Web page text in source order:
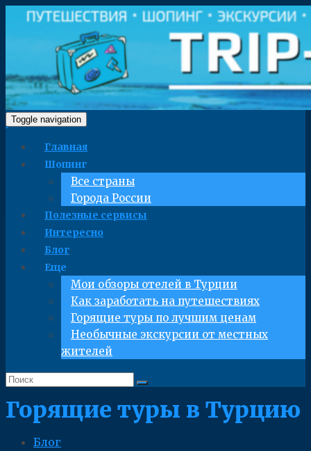
Toggle navigation
Главная
Шопинг
Все страны
Города России
Полезные сервисы
Интересно
Блог
Еще
Мои обзоры отелей в Турции
Как заработать на путешествиях
Горящие туры по лучшим ценам
Необычные экскурсии от местных
жителей
Горящие туры в Турцию
Блог